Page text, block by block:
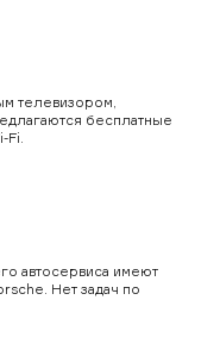
телевизором,
бесплатные
Fi.
автосервиса имеют
Нет задач по